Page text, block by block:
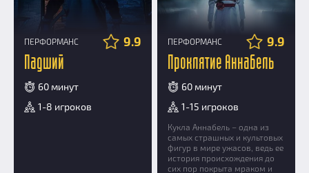
ПЕРФОРМАНС 9.9
Падший
60 минут
1-8 игроков
ПЕРФОРМАНС 9.9
Проклятие Аннабель
60 минут
1-15 игроков
Кукла Аннабель – одна из
самых страшных и культовых
фигур в мире ужасов, ведь ее
история происхождения до
сих пор покрыта мраком и